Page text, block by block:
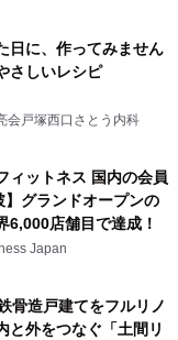
日に、作ってみません
さしいレシピ
会戸塚西口さとう内科
ィットネス 国内の会員
グランドオープンの
6,000店舗目で達成！
Japan
骨造戸建てをフルリノ
と外をつなぐ「土間リ